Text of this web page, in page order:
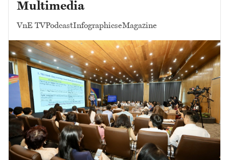
Multimedia
VnE TVPodcastInfographicseMagazine